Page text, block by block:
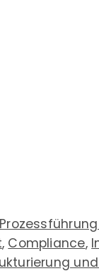
, Compliance,